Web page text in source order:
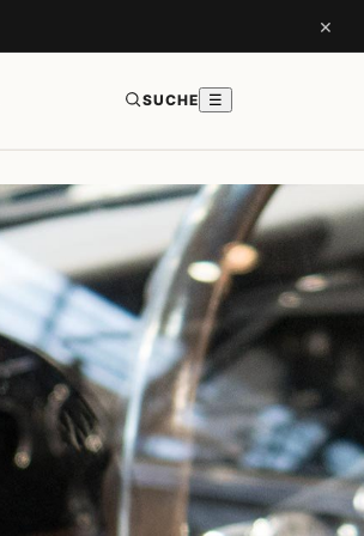
×
SUCHE ☰